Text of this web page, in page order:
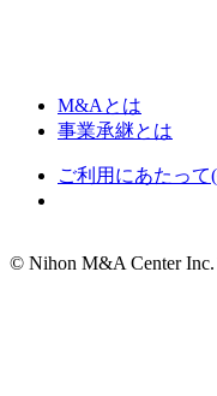
M&Aとは
事業承継とは
ご利用にあたっ
© Nihon M&A Center Inc.